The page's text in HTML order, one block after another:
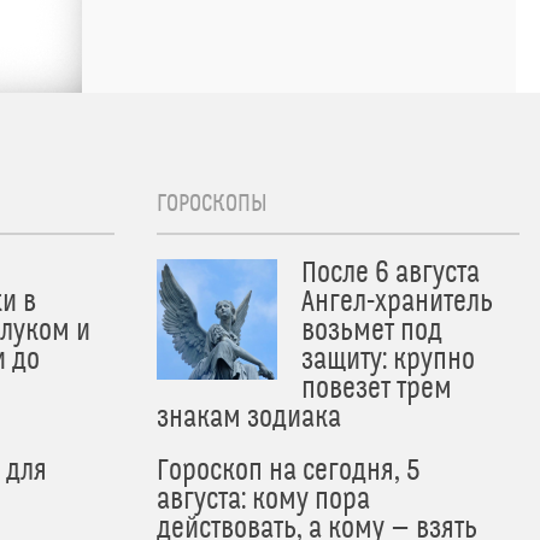
в
и
до
ГОРОСКОПЫ
После 6 августа
Ангел-хранитель
возьмет под
защиту: крупно
повезет трем
знакам зодиака
Гороскоп на сегодня, 5
августа: кому пора
действовать, а кому — взять